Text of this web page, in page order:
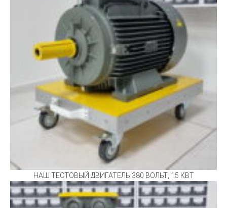
НАШ ТЕСТОВЫЙ ДВИГАТЕЛЬ 380 ВОЛЬТ, 15 КВТ